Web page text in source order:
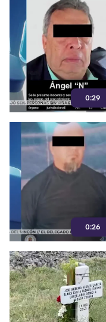
0:29
0:26